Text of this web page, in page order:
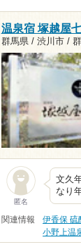
温泉宿 塚越屋
群馬県 / 渋川市 /
匿名
文久
なり
関連情報 伊香保 硫
小野上温